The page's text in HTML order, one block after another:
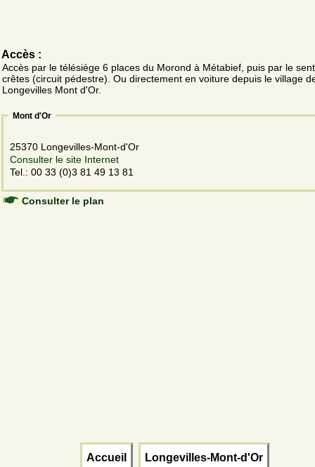
Accès :
Accès par le télésiège 6 places du Morond à Métabief, puis par le
crêtes (circuit pédestre). Ou directement en voiture depuis le village
Longevilles Mont d'Or.
Mont d'Or
25370 Longevilles-Mont-d'Or
Consulter le site Internet
Tel.: 00 33 (0)3 81 49 13 81
Consulter le plan
Accueil Longevilles-Mont-d'Or